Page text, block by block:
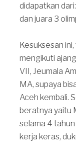
didapatkan
dan juara 3
Kesuksesan
mengikuti
VII, Jeumala
MA, supaya
Aceh kembali.
beratnya yaitu
selama 4
kerja keras,